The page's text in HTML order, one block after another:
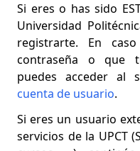
Si eres o has sido
Universidad
registrarte. En
contraseña o que
puedes acceder al
cuenta de usuario.
Si eres un usuario
servicios de la UPCT